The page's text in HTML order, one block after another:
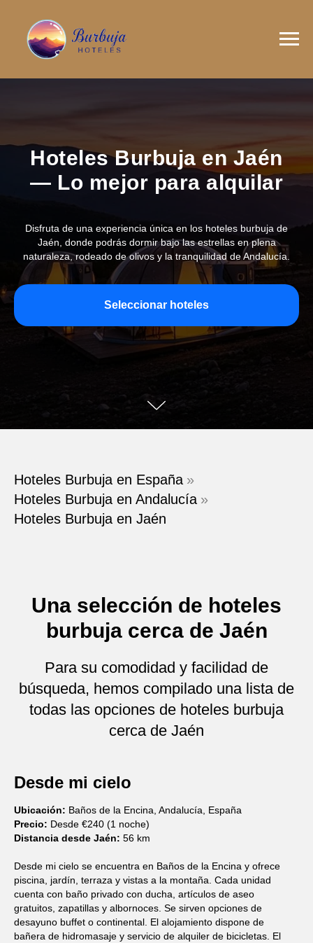
Hoteles Burbuja en Jaén
— Lo mejor para alquilar
Disfruta de una experiencia única en los hoteles burbuja de
Jaén, donde podrás dormir bajo las estrellas en plena
naturaleza, rodeado de olivos y la tranquilidad de Andalucía.
Seleccionar hoteles
Hoteles Burbuja en España »
Hoteles Burbuja en Andalucía »
Hoteles Burbuja en Jaén
Una selección de hoteles
burbuja cerca de Jaén
Para su comodidad y facilidad de
búsqueda, hemos compilado una lista de
todas las opciones de hoteles burbuja
cerca de Jaén
Desde mi cielo
Ubicación: Baños de la Encina, Andalucía, España
Precio: Desde €240 (1 noche)
Distancia desde Jaén: 56 km
Desde mi cielo se encuentra en Baños de la Encina y ofrece
piscina, jardín, terraza y vistas a la montaña. Cada unidad
cuenta con baño privado con ducha, artículos de aseo
gratuitos, zapatillas y albornoces. Se sirven opciones de
desayuno buffet o continental. El alojamiento dispone de
bañera de hidromasaje y servicio de alquiler de bicicletas. El